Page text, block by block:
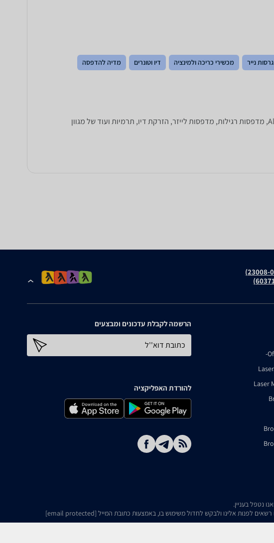
נייר מכשירי כריכה ולמינציה דיו וטונרים מדיה להדפסה
מחפשים מדפסת חדשה? ב-zap השוואת מחירים תוכלו למצוא מאות דגמים של מדפסות: מדפסות משולבות All in One, מדפסות רגילות, מדפסות לייזר, הזרקת דיו, תרמיות ועוד של מגוון
Laser
הרשמה לקבלת עדכונים ומבצעים
כתובת דוא''ל
להורדת האפליקציה
לפנות אלינו ולבקש לחדול משימוש בו, באמצעות כתובת המייל [email protected]